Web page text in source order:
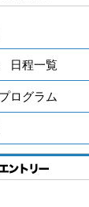
日程一覧
ログラム